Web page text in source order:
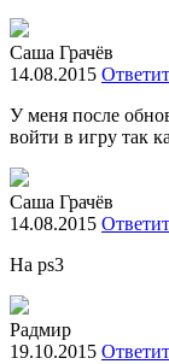
Саша Грачёв
14.08.2015
У меня после
войти в игру так
Саша Грачёв
14.08.2015
На ps3
Радмир
19.10.2015